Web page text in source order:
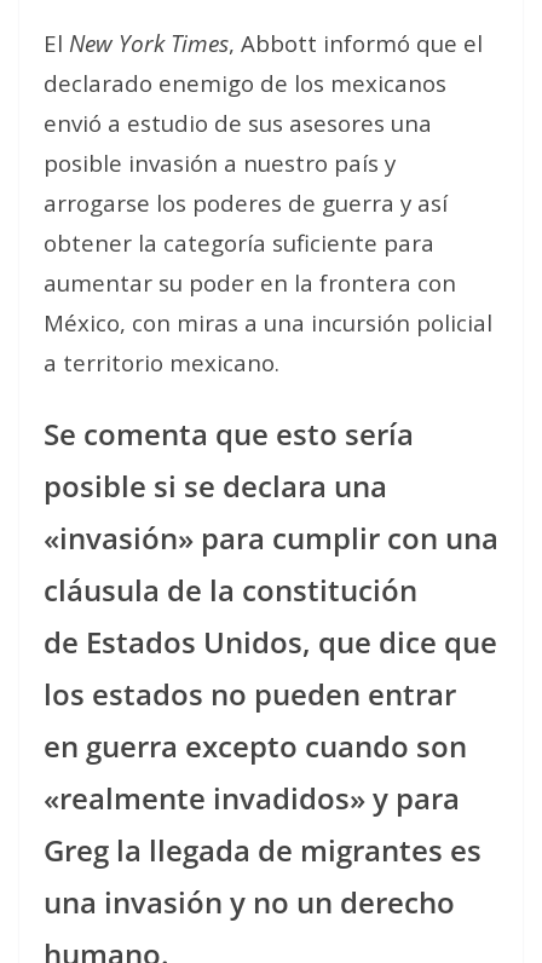
El New York Times, Abbott informó que el
declarado enemigo de los mexicanos
envió a estudio de sus asesores una
posible invasión a nuestro país y
arrogarse los poderes de guerra y así
obtener la categoría suficiente para
aumentar su poder en la frontera con
México, con miras a una incursión policial
a territorio mexicano.
Se comenta que esto sería
posible si se declara una
«invasión» para cumplir con una
cláusula de la constitución
de Estados Unidos, que dice que
los estados no pueden entrar
en guerra excepto cuando son
«realmente invadidos» y para
Greg la llegada de migrantes es
una invasión y no un derecho
humano.